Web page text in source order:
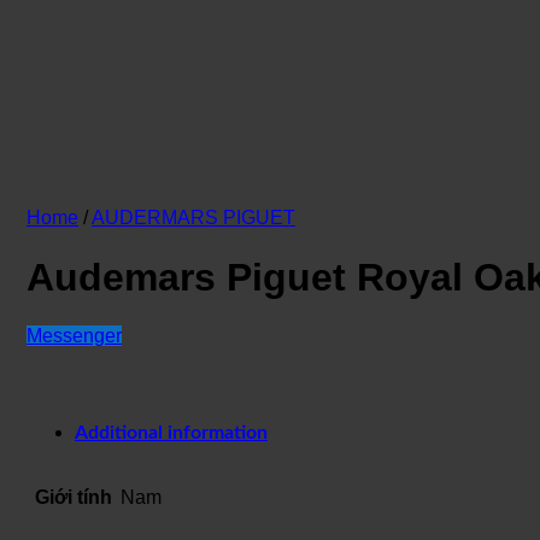
Home /AUDERMARS PIGUET
Audemars Piguet Royal
Messenger
Additional information
Giới tính Nam